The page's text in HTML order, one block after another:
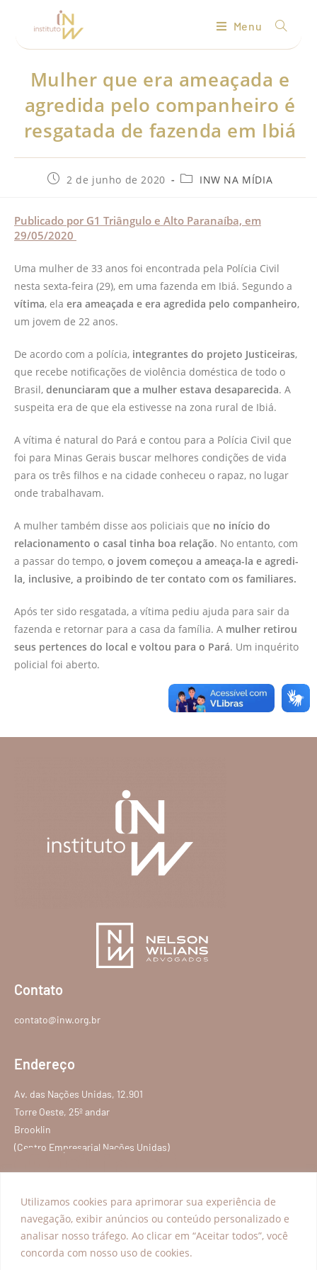
Utilizamos cookies para aprimorar sua experiência de
navegação, exibir anúncios ou conteúdo personalizado e
analisar nosso tráfego. Ao clicar em “Aceitar todos”, você
concorda com nosso uso de cookies.
Menu
Mulher que era ameaçada e
agredida pelo companheiro é
resgatada de fazenda em Ibiá
2 de junho de 2020 INW NA MÍDIA
Publicado por G1 Triângulo e Alto Paranaíba, em
29/05/2020
Uma mulher de 33 anos foi encontrada pela Polícia Civil
nesta sexta-feira (29), em uma fazenda em Ibiá. Segundo a
vítima, ela era ameaçada e era agredida pelo companheiro,
um jovem de 22 anos.
De acordo com a polícia, integrantes do projeto Justiceiras,
que recebe notificações de violência doméstica de todo o
Brasil, denunciaram que a mulher estava desaparecida. A
suspeita era de que ela estivesse na zona rural de Ibiá.
A vítima é natural do Pará e contou para a Polícia Civil que
foi para Minas Gerais buscar melhores condições de vida
para os três filhos e na cidade conheceu o rapaz, no lugar
onde trabalhavam.
A mulher também disse aos policiais que no início do
relacionamento o casal tinha boa relação. No entanto, com
a passar do tempo, o jovem começou a ameaça-la e agredi-
la, inclusive, a proibindo de ter contato com os familiares.
Após ter sido resgatada, a vítima pediu ajuda para sair da
fazenda e retornar para a casa da família. A mulher retirou
seus pertences do local e voltou para o Pará. Um inquérito
policial foi aberto.
Contato
contato@inw.org.br
Endereço
Av. das Nações Unidas, 12.901
Torre Oeste, 25º andar
Brooklin
(Centro Empresarial Nações Unidas)
Programas Explorar